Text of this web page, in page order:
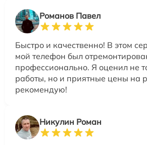
Романов Павел
Быстро и качественно! В этом
мой телефон был
профессионально. Я оценил не
работы, но и приятные цены на
рекомендую!
Никулин Роман